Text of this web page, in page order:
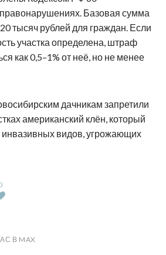
Базовая сумма
тысяч рублей для граждан. Если
участка определена, штраф
как 0,5–1% от неё, но не менее
дачникам запретили
американский клён, который
инвазивных видов, угрожающих
В MAX